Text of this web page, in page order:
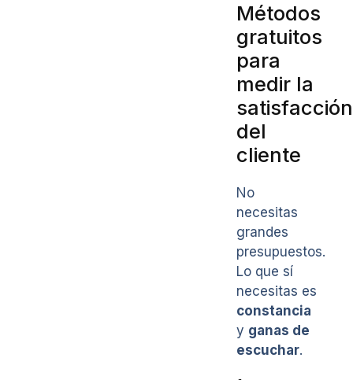
Métodos
gratuitos
para
medir la
satisfacción
del
cliente
No
necesitas
grandes
presupuestos.
Lo que sí
necesitas es
constancia
y ganas de
escuchar.